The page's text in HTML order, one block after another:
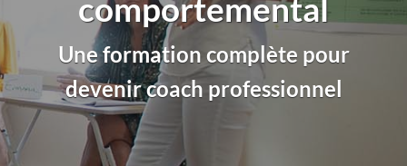
comportemental
Une formation complète pour
devenir coach professionnel